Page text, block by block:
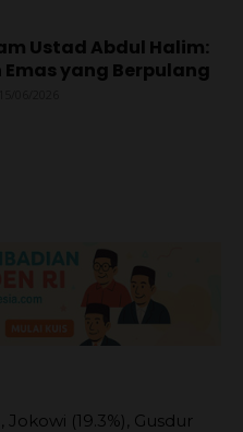
Ustad Abdul Halim:
yang Berpulang
Jokowi (19.3%), Gusdur